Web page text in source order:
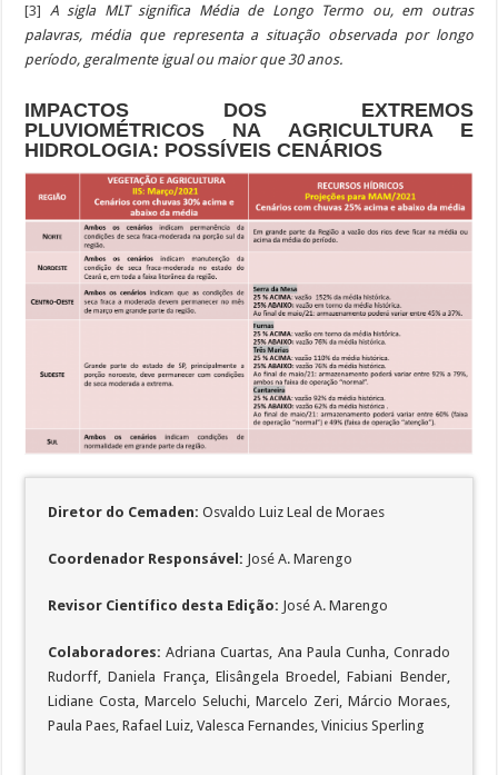
[3] A sigla MLT significa Média de Longo Termo ou, em outras
palavras, média que representa a situação observada por longo
período, geralmente igual ou maior que 30 anos.
IMPACTOS DOS EXTREMOS
PLUVIOMÉTRICOS NA AGRICULTURA E
HIDROLOGIA: POSSÍVEIS CENÁRIOS
Diretor do Cemaden:Osvaldo Luiz Leal de Moraes
Coordenador Responsável: José A. Marengo
Revisor Científico desta Edição: José A. Marengo
Colaboradores:Adriana Cuartas, Ana Paula Cunha, Conrado
Rudorff, Daniela França, Elisângela Broedel, Fabiani Bender,
Lidiane Costa, Marcelo Seluchi, Marcelo Zeri, Márcio Moraes,
Paula Paes, Rafael Luiz, Valesca Fernandes, Vinicius Sperling